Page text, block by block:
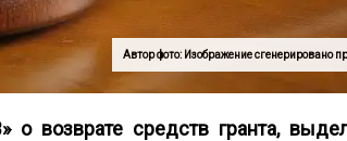
Автор фото: Изображение сгенерировано
возврате средств гранта,